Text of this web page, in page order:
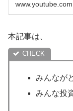
www.youtube.com
本記事は、
みんなが
みんな投